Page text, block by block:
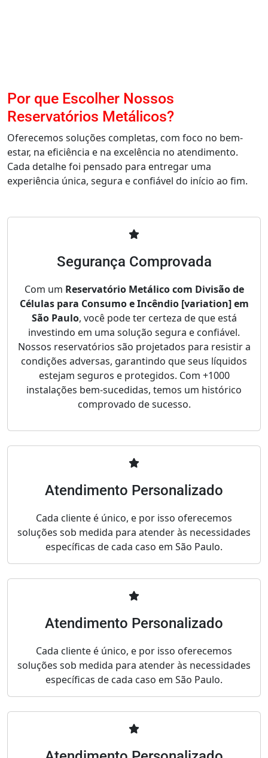
Por que Escolher Nossos
Reservatórios Metálicos?
Oferecemos soluções completas, com foco no bem-
estar, na eficiência e na excelência no atendimento.
Cada detalhe foi pensado para entregar uma
experiência única, segura e confiável do início ao fim.
Segurança Comprovada
Com um Reservatório Metálico com Divisão de
Células para Consumo e Incêndio [variation] em
São Paulo, você pode ter certeza de que está
investindo em uma solução segura e confiável.
Nossos reservatórios são projetados para resistir a
condições adversas, garantindo que seus líquidos
estejam seguros e protegidos. Com +1000
instalações bem-sucedidas, temos um histórico
comprovado de sucesso.
Atendimento Personalizado
Cada cliente é único, e por isso oferecemos
soluções sob medida para atender às necessidades
específicas de cada caso em São Paulo.
Atendimento Personalizado
Cada cliente é único, e por isso oferecemos
soluções sob medida para atender às necessidades
específicas de cada caso em São Paulo.